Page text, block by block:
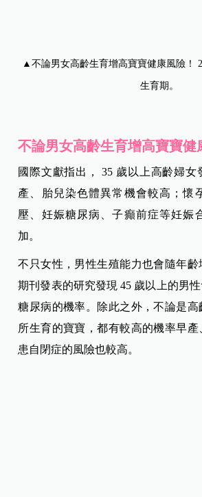
▲不論男女高齡生育增高寶寶健康風險！
生育期。
不論男女高齡生育增高寶寶健
國際文獻指出， 35 歲以上高齡婦女
產、胎兒染色體異常機會較高；懷
壓、妊娠糖尿病、子癲前症等妊娠
加。
不只女性，男性生殖能力也會隨年
期刊發表的研究發現 45 歲以上的男
糖尿病的機率。除此之外，不論是
所生育的寶寶，都有較高的機率早
患自閉症的風險也較高。